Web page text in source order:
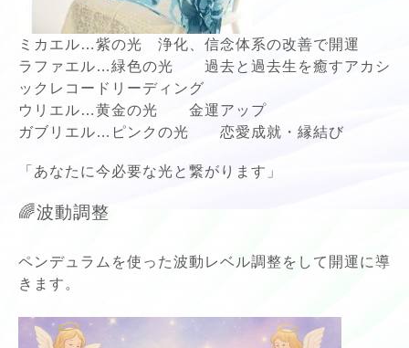
ミカエル…紫の光 浄化、信念体系の改善で開運
ラファエル…緑色の光 過去と過去生を癒すアカシ
ックレコードリーディング
ウリエル…黄金の光 金運アップ
ガブリエル…ピンクの光 恋愛成就・縁結び
「あなたに今必要な光と繋がります」
🌈波動調整
ペンデュラムを使った波動レベル調整をして開運に導
きます。